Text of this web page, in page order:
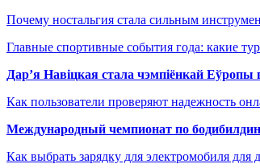
Почему ностальгия стала сильным
Главные спортивные события года: какие
Дар’я Навіцкая стала чэмпіёнкай Еўропы
Как пользователи проверяют надежность
Международный чемпионат по
Как выбрать зарядку для электромобиля для